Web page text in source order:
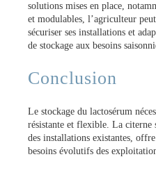
solutions mises en place,
et modulables, l’agriculteur
sécuriser ses installations et
de stockage aux besoins
Conclusion
Le stockage du lactosérum
résistante et flexible. La citerne
des installations existantes,
besoins évolutifs des